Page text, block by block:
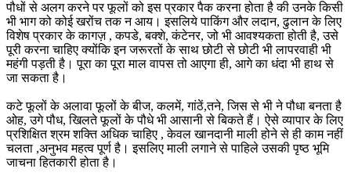
पौधों से अलग करने पर फूलों को इस प्रकार पैक करना होता है की उनके किसी
भी भाग को कोई खरोंच तक न आय। इसलिये पाकिंग और लदान, ढुलान के लिए
विशेष प्रकार के कागज़ , कपडे, बक्शे, कंटेनर, जो भी आवश्यकता होती है, उसे
पूरी करना चाहिए क्योंकि इन जरूरतों के साथ छोटी से छोटी भी लापरवाही भी
महंगी पड़ती है। पूरा का पूरा माल वापस तो आएगा ही, आगे का धंदा भी हाथ से
जा सकता है।
कटे फूलों के अलावा फूलों के बीज, कलमें, गांठें,तने, जिस से भी ने पौधा बनता है
ओह, उगे पौध, खिलते फूलों के पौधे भी आसानी से बिकते हैं। ऐसे व्यापार के लिए
प्रशिक्षित श्रम शक्ति अधिक चाहिए , केवल खानदानी माली होने से ही काम नहीं
चलता ,अनुभव महत्व पूर्ण है। इसलिए माली लगाने से पाहिले उसकी पृष्ठ भूमि
जाचना हितकारी होता है।